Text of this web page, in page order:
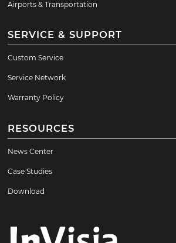
Airports & Transportation
SERVICE & SUPPORT
Custom Service
Service Network
Warranty Policy
RESOURCES
News Center
Case Studies
Download